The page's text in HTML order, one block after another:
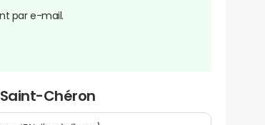
par e-mail.
Chéron